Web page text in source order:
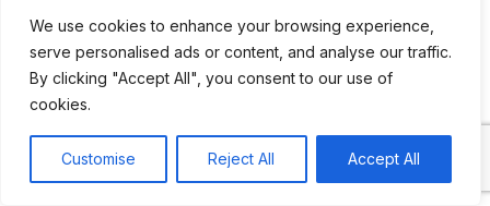
We use cookies to enhance your browsing experience,
serve personalised ads or content, and analyse our traffic.
By clicking "Accept All", you consent to our use of
cookies.
Customise Reject All Accept All
οι
ημερήσιες
ανάγκες
σε
μαγνήσιο
αυξάνονται
τόσο
0